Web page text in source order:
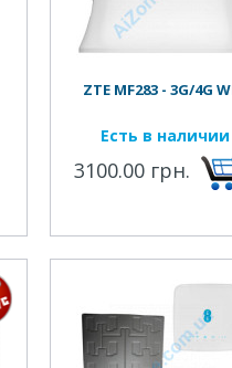
ZTE MF283 - 3G/4G
Есть в наличии
3100.00 грн.